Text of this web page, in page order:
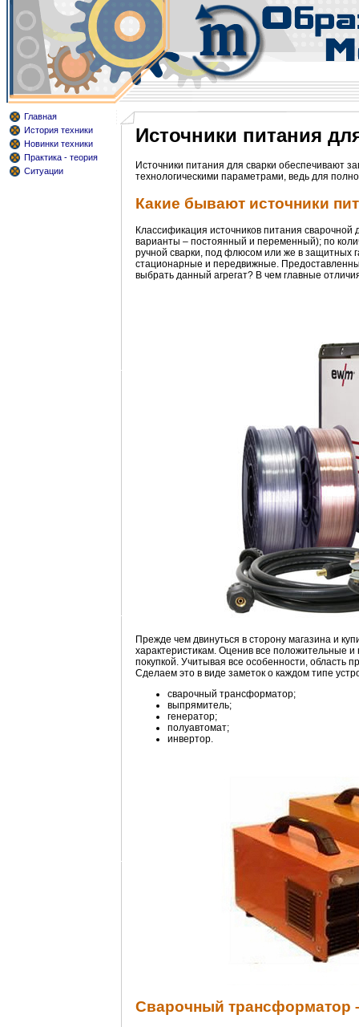
Главная
История техники
Новинки техники
Практика - теория
Ситуации
Источники питания
Источники питания для сварки обеспечивают
технологическими параметрами, ведь для
Какие бывают источники
Классификация источников питания
варианты – постоянный и переменный); по
ручной сварки, под флюсом или же в защитных
стационарные и передвижные.
выбрать данный агрегат? В чем главные
Прежде чем двинуться в сторону магазина и
характеристикам. Оценив все положительные
покупкой. Учитывая все особенности, область
Сделаем это в виде заметок о каждом типе
сварочный трансформатор;
выпрямитель;
генератор;
полуавтомат;
инвертор.
Сварочный трансформатор